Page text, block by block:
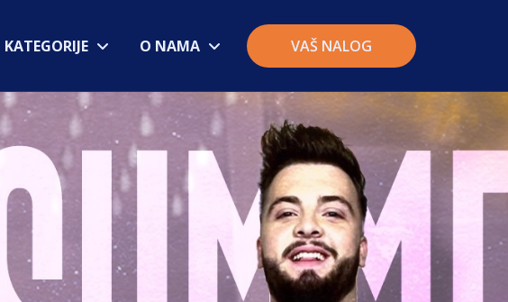
KATEGORIJE O NAMA VAŠ NALOG